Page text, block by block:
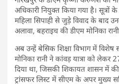
अधिकारी नियुक्त किया गया है। सूत्रों
महिला सिपाही से जुड़े विवाद के बाद
अलावा, बहराइच की डीएम मोनिका
अब उन्हें बेसिक शिक्षा विभाग में विशेष
मोनिका रानी ने कांवड़ यात्रा को लेकर
दिया था, जिसकी शिकायत शासन में
ट्रांसफर लिस्ट में सीएम के अपर मुख्य